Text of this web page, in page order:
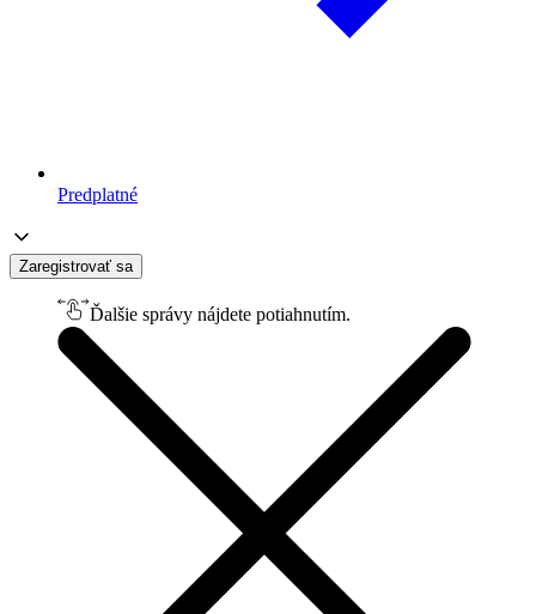
Predplatné
Zaregistrovať sa
Ďalšie správy nájdete potiahnutím.